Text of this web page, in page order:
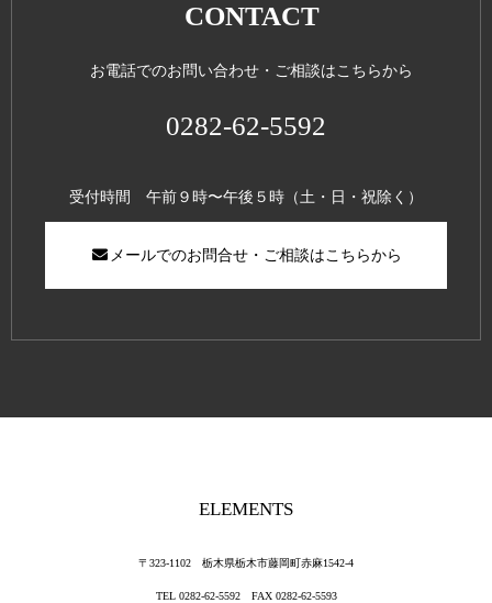
CONTACT
お電話でのお問い合わせ・ご相談はこちらから
0282-62-5592
受付時間 午前９時〜午後５時（土・日・祝除く）
メールでのお問合せ・ご相談はこちらから
ELEMENTS
〒323-1102 栃木県栃木市藤岡町赤麻1542-4
TEL 0282-62-5592 FAX 0282-62-5593